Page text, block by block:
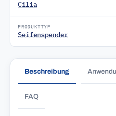
Cilia
PRODUKTTYP
Seifenspender
Beschreibung
FAQ